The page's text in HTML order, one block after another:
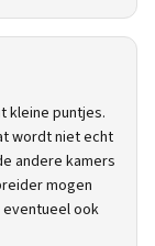
kleine puntjes.
wordt niet echt
andere kamers
mogen
ook